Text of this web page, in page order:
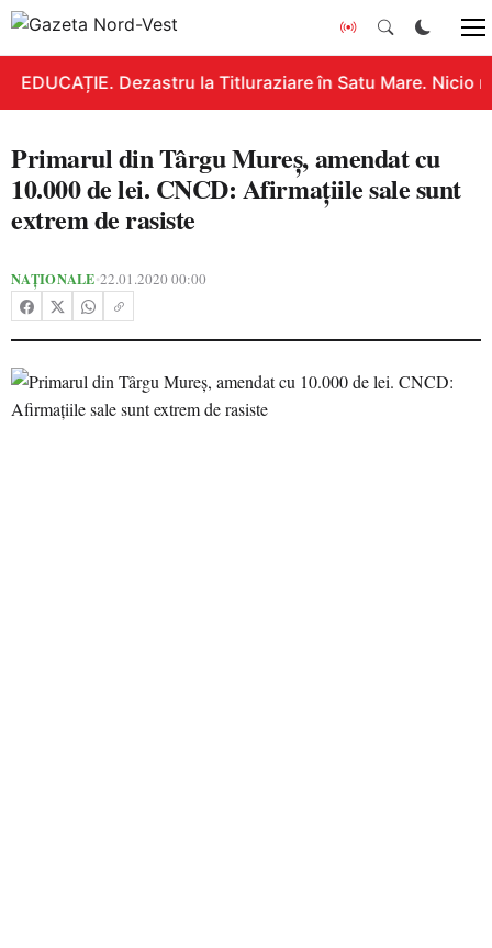
EDUCAȚIE. Dezastru la Titluraziare în Satu Mare. Nicio
Primarul din Târgu Mureş, amendat cu
10.000 de lei. CNCD: Afirmaţiile sale sunt
extrem de rasiste
NAȚIONALE•22.01.2020 00:00